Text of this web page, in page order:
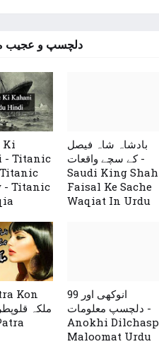
دلچسپ و عجیب
Ki
- Titanic
- Titanic
بادشاہ شاہ فیصل
کے سچے واقعات -
Saudi King Shah
Faisal Ke Sache
Waqiat In Urdu
Kon
99 انوکھی اور
دلچسپ معلومات -
Anokhi Dilchasp
Maloomat Urdu